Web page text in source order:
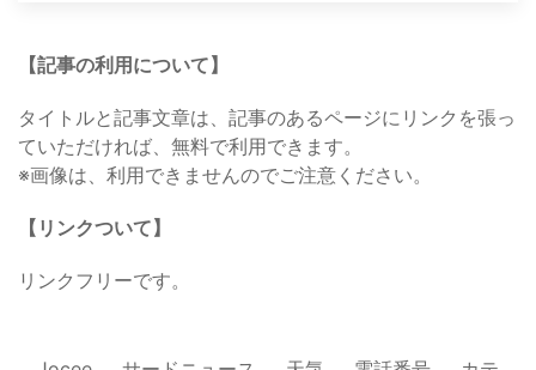
【記事の利用について】
タイトルと記事文章は、記事のあるページにリンクを張っ
ていただければ、無料で利用できます。
※画像は、利用できませんのでご注意ください。
【リンクついて】
リンクフリーです。